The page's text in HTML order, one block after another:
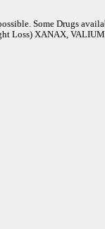
Some Drugs
Loss) XANAX, VALIUM,